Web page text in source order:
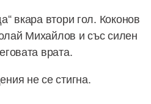
вкара втори гол. Коконов
Михайлов и със силен
врата.
не се стигна.